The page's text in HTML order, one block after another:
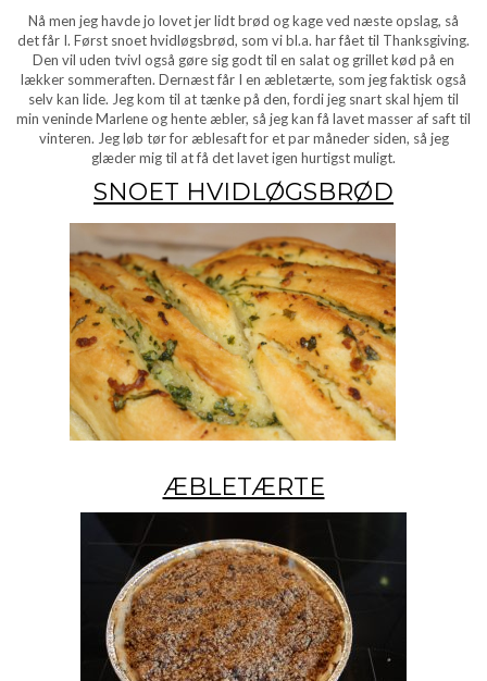
Nå men jeg havde jo lovet jer lidt brød og kage ved næste opslag, så
det får I. Først snoet hvidløgsbrød, som vi bl.a. har fået til Thanksgiving.
Den vil uden tvivl også gøre sig godt til en salat og grillet kød på en
lækker sommeraften. Dernæst får I en æbletærte, som jeg faktisk også
selv kan lide. Jeg kom til at tænke på den, fordi jeg snart skal hjem til
min veninde Marlene og hente æbler, så jeg kan få lavet masser af saft til
vinteren. Jeg løb tør for æblesaft for et par måneder siden, så jeg
glæder mig til at få det lavet igen hurtigst muligt.
SNOET HVIDLØGSBRØD
ÆBLETÆRTE